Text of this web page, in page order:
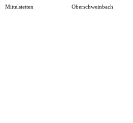
Mittelstetten Oberschweinbach